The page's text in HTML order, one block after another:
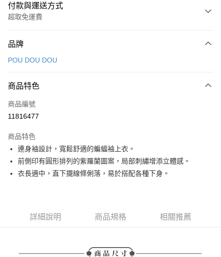
付款與運送方式
超取免運費
信用卡一次付款
LINE Pay
Apple Pay
悠遊付
AFTEE先享後付
相關說明
２．便利：只要手機號碼，簡訊認證，即可結帳。
１．於結帳方式選擇「AFTEE先享後付」後，將跳轉至「AFTEE先享後付」
運送方式
品牌
POU DOU DOU
商品特色
商品編號
11816477
商品特色
連身袖設計，寬鬆舒適的蝙蝠袖上衣。
前側印有圓形排列的紫羅蘭圖案，局部刺繡增添立體感。
衣長適中，直下擺線條俐落，易於搭配各種下身。
詳細說明 商品規格 相關推薦